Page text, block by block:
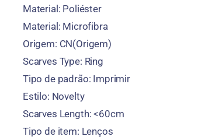
Material: Poliéster
Material: Microfibra
Origem: CN(Origem)
Scarves Type: Ring
Tipo de padrão: Imprimir
Estilo: Novelty
Scarves Length:<60cm
Tipo de item: Lenços